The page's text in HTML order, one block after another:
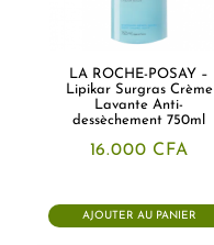
LA ROCHE-POSAY –
Lipikar Surgras Crème
Lavante Anti-
dessèchement 750ml
16.000 CFA
AJOUTER AU PANIER